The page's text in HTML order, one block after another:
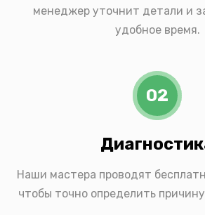
менеджер уточнит детали и
удобное время.
02
Наши мастера проводят
чтобы точно определить